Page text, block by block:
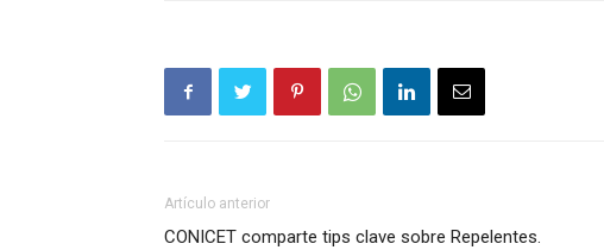
Artículo anterior
CONICET comparte tips clave sobre Repelentes.